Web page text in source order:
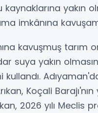
yakın
imkânına
kavuşmuş tarım
suya yakın
Koçali Barajı'nın
2026 yılı Meclis